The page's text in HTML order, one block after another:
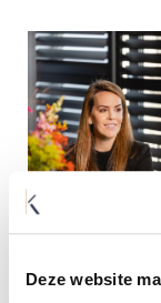
Deze website